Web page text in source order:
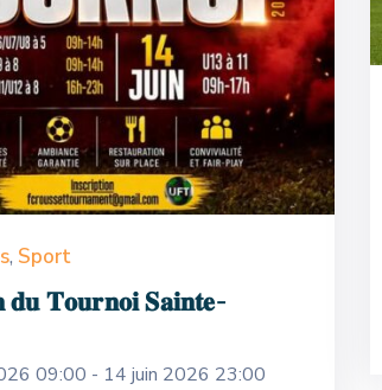
, Sport
𝐝𝐮 𝐓𝐨𝐮𝐫𝐧𝐨𝐢 𝐒𝐚𝐢𝐧𝐭𝐞-
09:00 - 14 juin 2026 23:00